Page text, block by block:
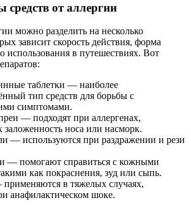
от аллергии
можно разделить на несколько
зависит скорость действия, форма
использования в путешествиях. Вот
таблетки — наиболее
тип средств для борьбы с
симптомами.
— подходят при аллергенах,
носа или насморк.
— используются при раздражении и рези
— помогают справиться с кожными
как покраснения, зуд или сыпь.
в тяжелых случаях,
анафилактическом шоке.